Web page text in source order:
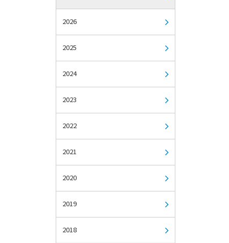
2026
2025
2024
2023
2022
2021
2020
2019
2018